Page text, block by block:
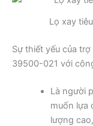
Lọ xay
Sự thiết yếu của
39500-021 với
Là người
muốn lựa
lượng